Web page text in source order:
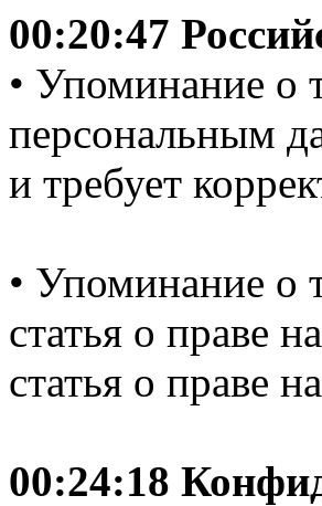
00:20:47
• Упоминание о
персональным
и требует
• Упоминание о
статья о праве
статья о праве
00:24:18